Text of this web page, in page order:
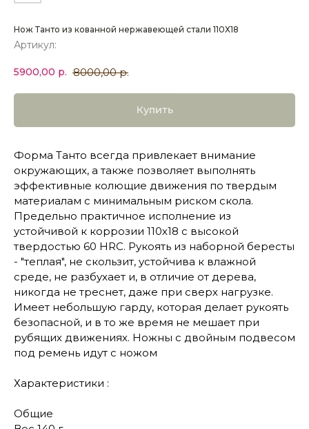
Нож Танто из кованной нержавеющей стали 110Х18
Артикул:
5900,00 р. 8000,00 р.
Купить
Форма Танто всегда привлекает внимание
окружающих, а также позволяет выполнять
эффективные колющие движения по твердым
материалам с минимальным риском скола.
Предельно практичное исполнение из
устойчивой к коррозии 110х18 с высокой
твердостью 60 HRC. Рукоять из наборной бересты
- "теплая", не скользит, устойчива к влажной
среде, не разбухает и, в отличие от дерева,
никогда не треснет, даже при сверх нагрузке.
Имеет небольшую гарду, которая делает рукоять
безопасной, и в то же время не мешает при
рубящих движениях. Ножны с двойным подвесом
под ремень идут с ножом
Характеристики :
Общие